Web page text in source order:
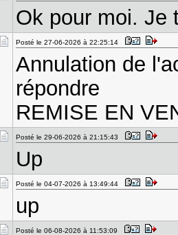
Ok pour moi. Je
Posté le 27-06-2026 à 22:25:14
Annulation de
répondre
REMISE EN
Posté le 29-06-2026 à 21:15:43
Up
Posté le 04-07-2026 à 13:49:44
up
Posté le 06-08-2026 à 11:53:09